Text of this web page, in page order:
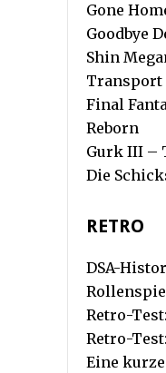
Gone
Goodbye
Shin
Transport
Final
Reborn
Gurk III –
Die
RETRO
DSA-
Retro-
Retro-
Eine